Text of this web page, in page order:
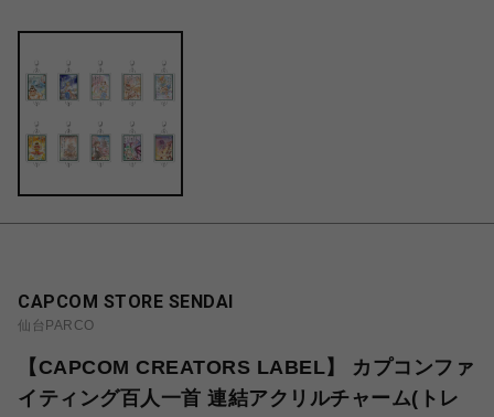
CAPCOM STORE SENDAI
仙台PARCO
【CAPCOM CREATORS LABEL】 カプコンファ
イティング百人一首 連結アクリルチャーム(トレ